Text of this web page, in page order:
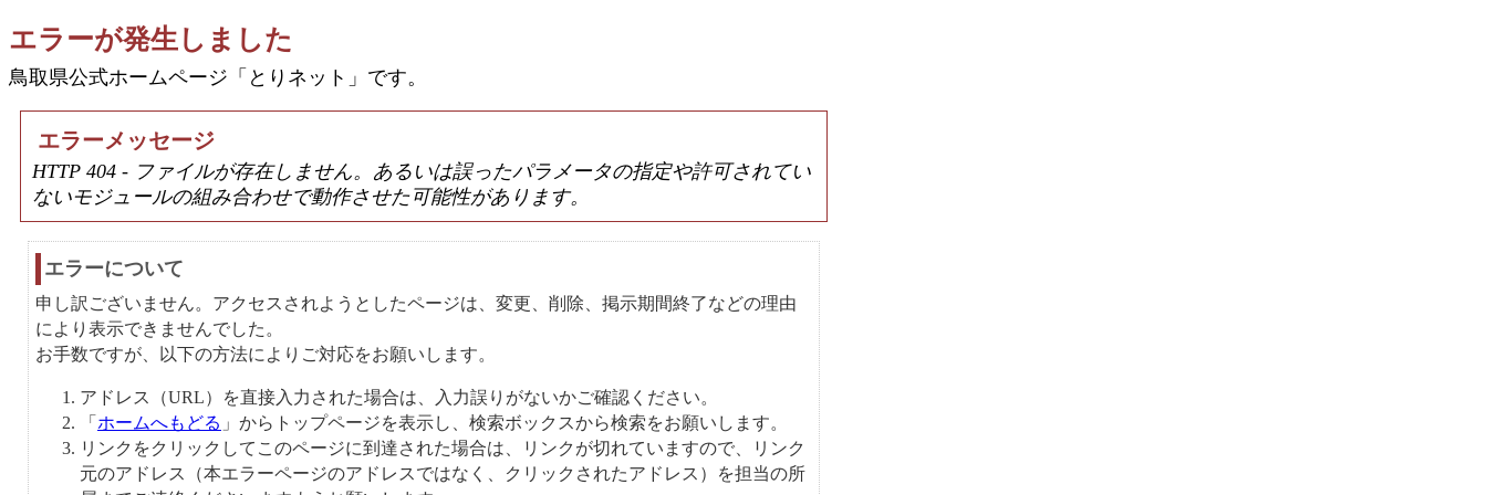
エラーが発生しました
鳥取県公式ホームページ「とりネット」です。
エラーメッセージ
HTTP 404 - ファイルが存在しません。あるいは誤ったパラメータの指定や許可されてい
ないモジュールの組み合わせで動作させた可能性があります。
エラーについて
申し訳ございません。アクセスされようとしたページは、変更、削除、掲示期間終了などの理由
により表示できませんでした。
お手数ですが、以下の方法によりご対応をお願いします。
アドレス（URL）を直接入力された場合は、入力誤りがないかご確認ください。
「 ホームへもどる 」からトップページを表示し、検索ボックスから検索をお願いします。
リンクをクリックしてこのページに到達された場合は、リンクが切れていますので、リンク
元のアドレス（本エラーページのアドレスではなく、クリックされたアドレス）を担当の所